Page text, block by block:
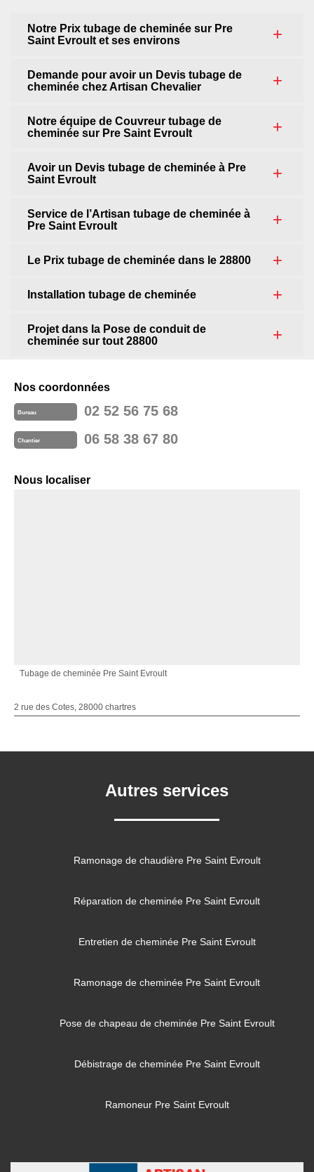
Notre Prix tubage de cheminée sur Pre
Saint Evroult et ses environs
Demande pour avoir un Devis tubage de
cheminée chez Artisan Chevalier
Notre équipe de Couvreur tubage de
cheminée sur Pre Saint Evroult
Avoir un Devis tubage de cheminée à Pre
Saint Evroult
Service de l’Artisan tubage de cheminée à
Pre Saint Evroult
Le Prix tubage de cheminée dans le 28800
Installation tubage de cheminée
Projet dans la Pose de conduit de
cheminée sur tout 28800
Nos coordonnées
Bureau 02 52 56 75 68
Chantier 06 58 38 67 80
Nous localiser
Tubage de cheminée Pre Saint Evroult
2 rue des Cotes, 28000 chartres
Autres services
Ramonage de chaudière Pre Saint Evroult
Réparation de cheminée Pre Saint Evroult
Entretien de cheminée Pre Saint Evroult
Ramonage de cheminée Pre Saint Evroult
Pose de chapeau de cheminée Pre Saint Evroult
Débistrage de cheminée Pre Saint Evroult
Ramoneur Pre Saint Evroult